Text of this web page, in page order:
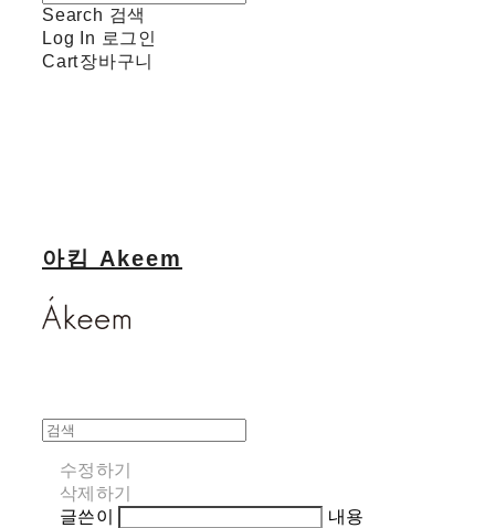
Search 검색
Log In 로그인
Cart장바구니
아킴 Akeem
수정하기
삭제하기
글쓴이
내용